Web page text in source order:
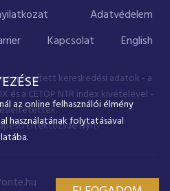
Adatvédelem
Kapcsolat English
kereskedési adatok - a
és a CETOP NTR index kivételével -
Értéktőzsde Nyrt.
az online felhasználói élmény
használatának folytatásával